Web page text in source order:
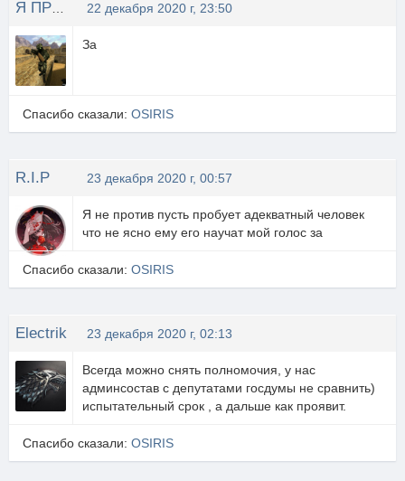
22 декабря 2020 г, 23:50
За
Спасибо сказали: OSIRIS
R.I.P 23 декабря 2020 г, 00:57
Я не против пусть пробует адекватный человек
что не ясно ему его научат мой голос за
Спасибо сказали: OSIRIS
Electrik 23 декабря 2020 г, 02:13
Всегда можно снять полномочия, у нас
админсостав с депутатами госдумы не сравнить)
испытательный срок , а дальше как проявит.
Спасибо сказали: OSIRIS